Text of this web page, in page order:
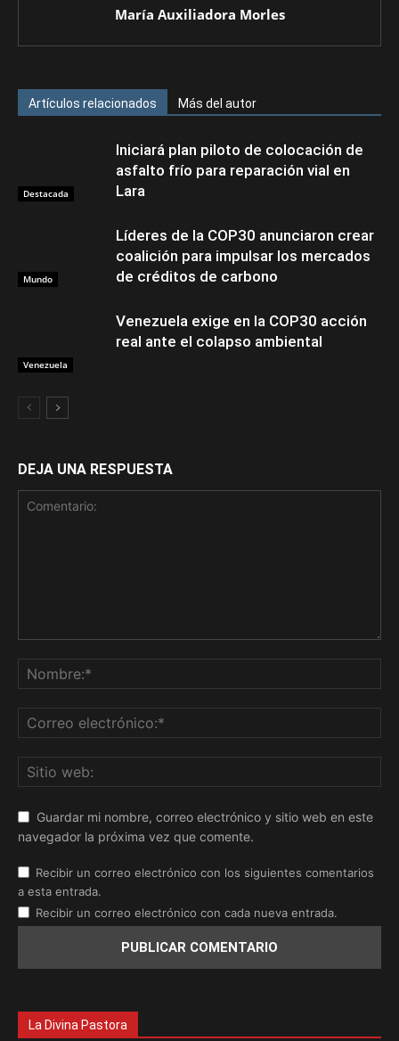
María Auxiliadora Morles
Artículos relacionados Más del autor
Destacada
Iniciará plan piloto de colocación de
asfalto frío para reparación vial en
Lara
Mundo
Líderes de la COP30 anunciaron crear
coalición para impulsar los mercados
de créditos de carbono
Venezuela
Venezuela exige en la COP30 acción
real ante el colapso ambiental
DEJA UNA RESPUESTA
Guardar mi nombre, correo electrónico y sitio web en este
navegador la próxima vez que comente.
Recibir un correo electrónico con los siguientes comentarios
a esta entrada.
Recibir un correo electrónico con cada nueva entrada.
La Divina Pastora